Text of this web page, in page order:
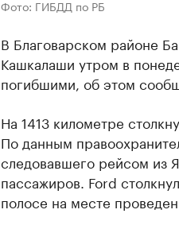
Фото: ГИБДД по РБ
В Благоварском районе
Кашкалаши утром в
погибшими, об этом
На 1413 километре
По данным
следовавшего рейсом из
пассажиров. Ford
полосе на месте